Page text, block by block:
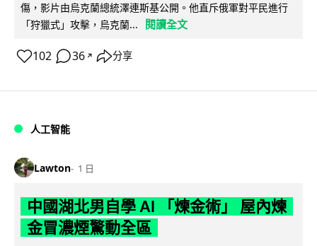
傷，影片由烏克蘭總統澤連斯基公開。他直斥俄軍對平民進行
「狩獵式」攻擊，烏克蘭...
閱讀全文
102 36 ↗ 分享
人工智能
Lawton 1 日
中國湖北男自學 AI 「煉金術」 屋內煉
金冒濃煙驚動全區